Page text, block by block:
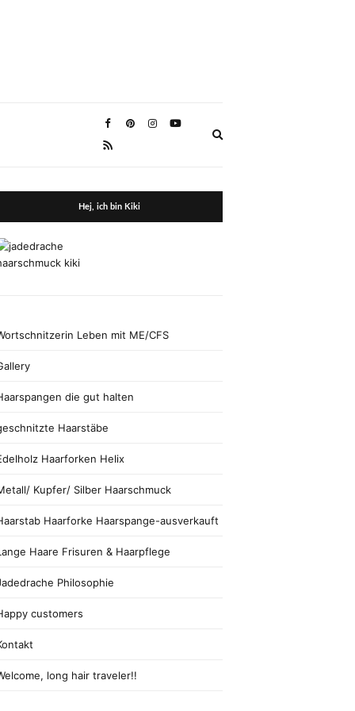
Hej, ich bin Kiki
Leben mit ME/CFS
die gut halten
Haarstäbe
Haarforken Helix
Kupfer/ Silber Haarschmuck
Haarforke Haarspange-ausverkauft
Haare Frisuren & Haarpflege
Philosophie
customers
long hair traveler!!